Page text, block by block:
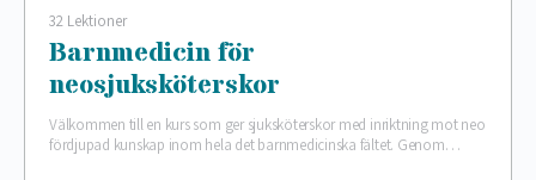
32 Lektioner
Barnmedicin för
neosjuksköterskor
Välkommen till en kurs som ger sjuksköterskor med inriktning mot neo
fördjupad kunskap inom hela det barnmedicinska fältet. Genom